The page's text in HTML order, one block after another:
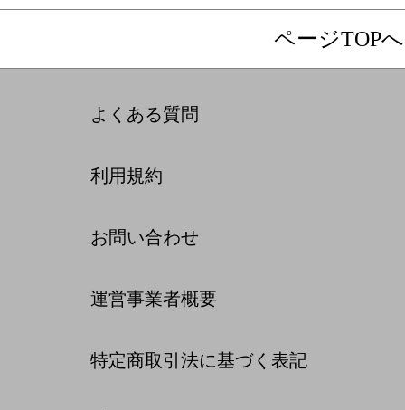
ページTOPへ
よくある質問
利用規約
お問い合わせ
運営事業者概要
特定商取引法に基づく表記